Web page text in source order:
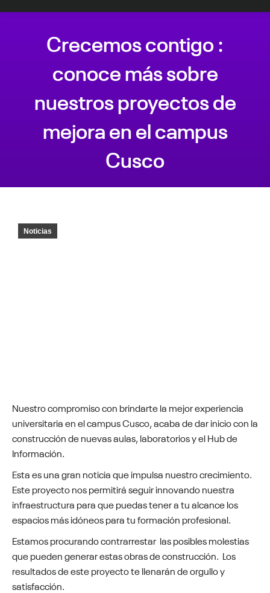
Crecemos contigo :
conoce más sobre
nuestros proyectos de
mejora en el campus
Cusco
Noticias
Nuestro compromiso con brindarte la mejor experiencia
universitaria en el campus Cusco, acaba de dar inicio con la
construcción de nuevas aulas, laboratorios y el Hub de
Información.
Esta es una gran noticia que impulsa nuestro crecimiento.
Este proyecto nos permitirá seguir innovando nuestra
infraestructura para que puedas tener a tu alcance los
espacios más idóneos para tu formación profesional.
Estamos procurando contrarrestar las posibles molestias
que pueden generar estas obras de construcción. Los
resultados de este proyecto te llenarán de orgullo y
satisfacción.